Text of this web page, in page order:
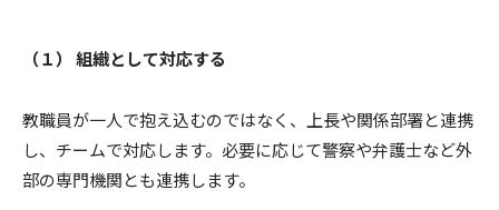
（１） 組織として対応する
教職員が一人で抱え込むのではなく、上長や関係部署と連携
し、チームで対応します。必要に応じて警察や弁護士など外
部の専門機関とも連携します。